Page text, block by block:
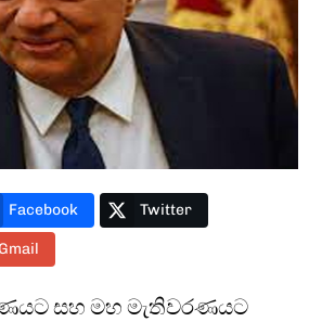
Facebook Twitter
Gmail
සහ මහ මැතිවරණයට